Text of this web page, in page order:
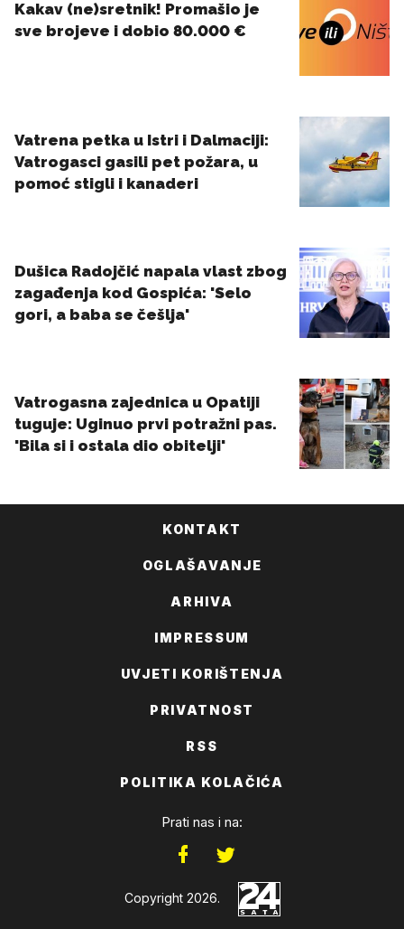
KONTAKT
OGLAŠAVANJE
ARHIVA
IMPRESSUM
UVJETI KORIŠTENJA
PRIVATNOST
RSS
POLITIKA KOLAČIĆA
Prati nas i na:
Copyright 2026.